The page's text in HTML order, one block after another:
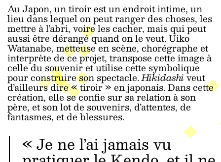
Au Japon, un tiroir est un endroit intime, un
lieu dans lequel on peut ranger des choses, les
mettre à l’abri, voire les cacher, mais qui peut
aussi être dérangé quand on le veut. Uiko
Watanabe, metteuse en scène, chorégraphe et
interprète de ce projet, transpose cette image à
celle du souvenir et utilise cette symbolique
pour construire son spectacle.Hikidashiveut
d’ailleurs dire « tiroir » en japonais. Dans cette
création, elle se confie sur sa relation à son
père, et son lot de souvenirs, d’attentes, de
fantasmes, et de blessures.
« Je ne l’ai jamais vu